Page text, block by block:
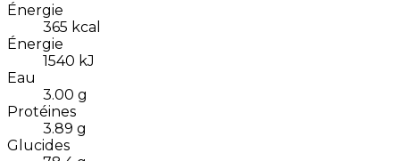
Énergie
365 kcal
Énergie
1540 kJ
Eau
3.00 g
Protéines
3.89 g
Glucides